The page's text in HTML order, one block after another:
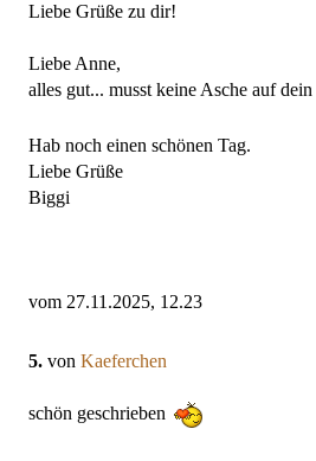
Liebe Grüße zu dir!
Liebe Anne,
alles gut... musst keine Asche auf
Hab noch einen schönen Tag.
Liebe Grüße
Biggi
vom 27.11.2025, 12.23
5. von Kaeferchen
schön geschrieben